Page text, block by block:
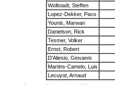
Wollstadt, Steffen
Lopez-Dekker, Paco
Younis, Marwan
Danielson, Rick
Tesmer, Volker
Ernst, Robert
D'Aliesio, Giovanni
Martins-Camelo, Luis
Lecuyot, Arnaud